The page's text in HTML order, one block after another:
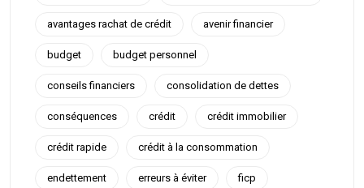
avantages rachat de crédit avenir financier
budget budget personnel
conseils financiers consolidation de dettes
conséquences crédit crédit immobilier
crédit rapide crédit à la consommation
endettement erreurs à éviter ficp